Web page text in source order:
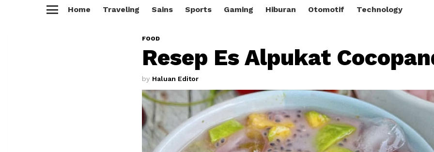
Home Traveling Sains Sports Gaming Hiburan Otomotif Technology
FOOD
Resep Es Alpukat
by Haluan Editor